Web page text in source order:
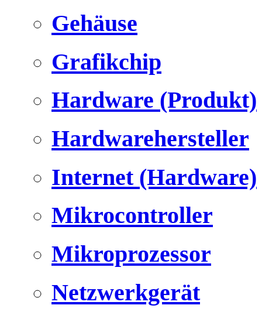
Gehäuse
Grafikchip
Hardware (Produkt)
Hardwarehersteller
Internet (Hardware)
Mikrocontroller
Mikroprozessor
Netzwerkgerät